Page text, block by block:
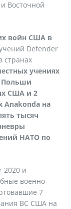
Восточной
войн США в
Defender
странах
учениях
Польши
США и 2
Anakonda на
тысяч
НАТО по
2020 и
военно-
7
ВС США на